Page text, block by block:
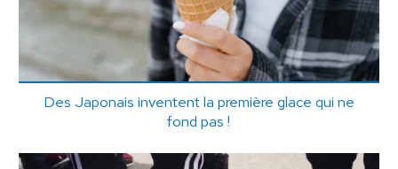
Des Japonais inventent la première glace qui ne
fond pas !